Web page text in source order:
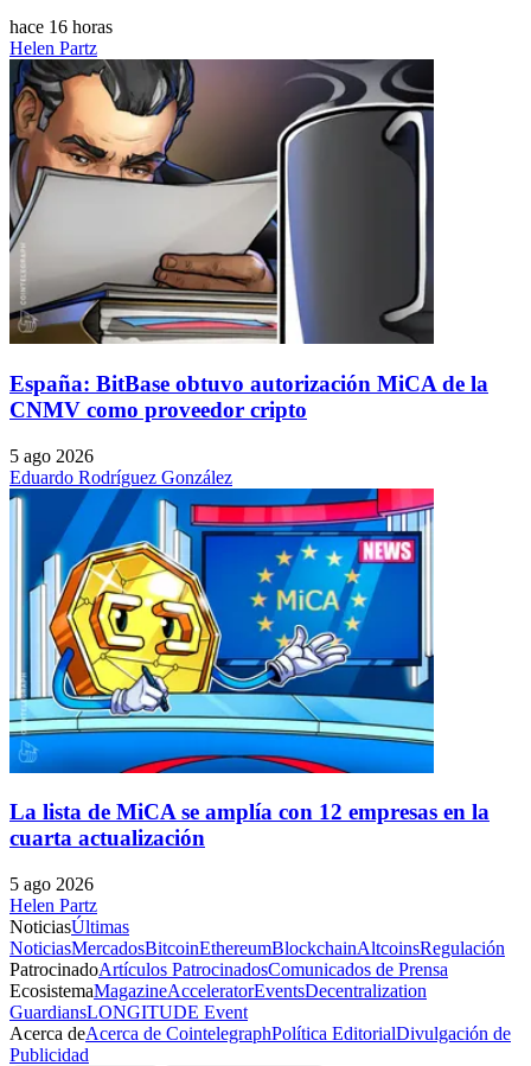
hace 16 horas
Helen Partz
España: BitBase obtuvo autorización MiCA de la
CNMV como proveedor cripto
5 ago 2026
Eduardo Rodríguez González
La lista de MiCA se amplía con 12 empresas en la
cuarta actualización
5 ago 2026
Helen Partz
NoticiasÚltimas
NoticiasMercadosBitcoinEthereumBlockchainAltcoinsRegulación
PatrocinadoArtículos PatrocinadosComunicados de Prensa
EcosistemaMagazineAcceleratorEventsDecentralization
GuardiansLONGITUDE Event
Acerca deAcerca de CointelegraphPolítica EditorialDivulgación de
Publicidad